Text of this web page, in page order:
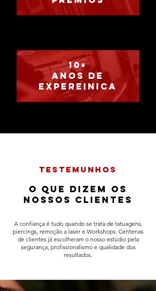
10+
anos de
expereinica
testemunhos​
o que dizem os
nossos clientes
A confiança é tudo quando se trata de tatuagens,
piercings, remoção a laser e Workshops. Centenas
de clientes já escolheram o nosso estúdio pela
segurança, profissionalismo e qualidade dos
resultados.